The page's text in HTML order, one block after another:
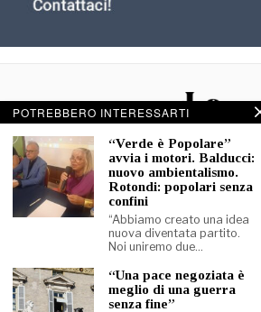
© 2026- TUTTI I DIRITTI
La Discussione S.r.l. – Piazza
C.F. e P. IVA
Registrazione Tribunale di Roma n.
La società editrice è iscritta al
POTREBBERO INTERESSARTI
“Verde è Popolare”
avvia i motori. Balducci:
nuovo ambientalismo.
Rotondi: popolari senza
confini
“Abbiamo creato una idea
nuova diventata partito.
Noi uniremo due…
“Una pace negoziata è
meglio di una guerra
senza fine”